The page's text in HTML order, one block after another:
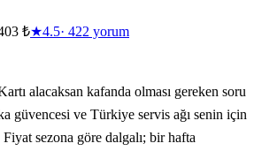
₺★4.5· 422 yorum
alacaksan kafanda olması gereken soru
güvencesi ve Türkiye servis ağı senin için
sezona göre dalgalı; bir hafta